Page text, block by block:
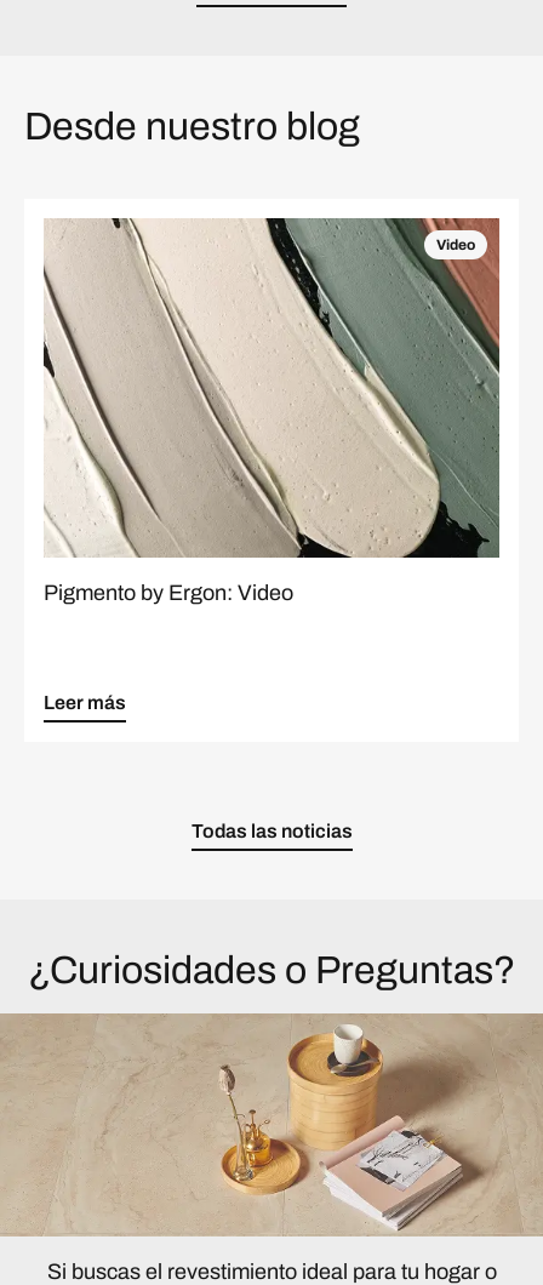
Desde nuestro blog
Video
Pigmento by Ergon: Video
Leer más
Todas las noticias
¿Curiosidades o Preguntas?
Si buscas el revestimiento ideal para tu hogar o